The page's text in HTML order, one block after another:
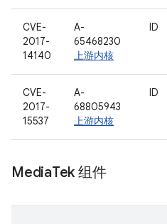
CVE-
2017-
14140
A-
65468230
上游内核
ID
CVE-
2017-
15537
A-
68805943
上游内核
ID
MediaTek 组件